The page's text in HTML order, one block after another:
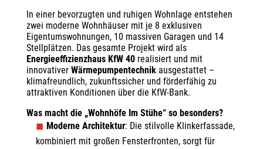
In einer bevorzugten und ruhigen Wohnlage entstehen
zwei moderne Wohnhäuser mit je 8 exklusiven
Eigentumswohnungen, 10 massiven Garagen und 14
Stellplätzen. Das gesamte Projekt wird als
Energieeffizienzhaus KfW 40realisiert und mit
innovativer Wärmepumpentechnikausgestattet –
klimafreundlich, zukunftssicher und förderfähig zu
attraktiven Konditionen über die KfW-Bank.
Was macht die „Wohnhöfe Im Stühe“ so besonders?
Moderne Architektur: Die stilvolle Klinkerfassade,
kombiniert mit großen Fensterfronten, sorgt für